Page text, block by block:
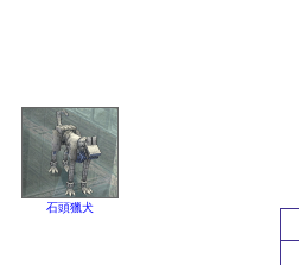
石頭獵犬